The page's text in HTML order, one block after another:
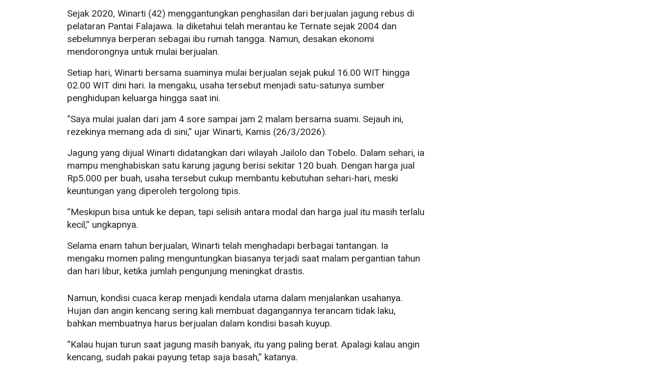
Sejak 2020, Winarti (42) menggantungkan penghasilan dari berjualan jagung rebus di
pelataran Pantai Falajawa. Ia diketahui telah merantau ke Ternate sejak 2004 dan
sebelumnya berperan sebagai ibu rumah tangga. Namun, desakan ekonomi
mendorongnya untuk mulai berjualan.
Setiap hari, Winarti bersama suaminya mulai berjualan sejak pukul 16.00 WIT hingga
02.00 WIT dini hari. Ia mengaku, usaha tersebut menjadi satu-satunya sumber
penghidupan keluarga hingga saat ini.
“Saya mulai jualan dari jam 4 sore sampai jam 2 malam bersama suami. Sejauh ini,
rezekinya memang ada di sini,” ujar Winarti, Kamis (26/3/2026).
Jagung yang dijual Winarti didatangkan dari wilayah Jailolo dan Tobelo. Dalam sehari, ia
mampu menghabiskan satu karung jagung berisi sekitar 120 buah. Dengan harga jual
Rp5.000 per buah, usaha tersebut cukup membantu kebutuhan sehari-hari, meski
keuntungan yang diperoleh tergolong tipis.
“Meskipun bisa untuk ke depan, tapi selisih antara modal dan harga jual itu masih terlalu
kecil,” ungkapnya.
Selama enam tahun berjualan, Winarti telah menghadapi berbagai tantangan. Ia
mengaku momen paling menguntungkan biasanya terjadi saat malam pergantian tahun
dan hari libur, ketika jumlah pengunjung meningkat drastis.
Namun, kondisi cuaca kerap menjadi kendala utama dalam menjalankan usahanya.
Hujan dan angin kencang sering kali membuat dagangannya terancam tidak laku,
bahkan membuatnya harus berjualan dalam kondisi basah kuyup.
“Kalau hujan turun saat jagung masih banyak, itu yang paling berat. Apalagi kalau angin
kencang, sudah pakai payung tetap saja basah,” katanya.